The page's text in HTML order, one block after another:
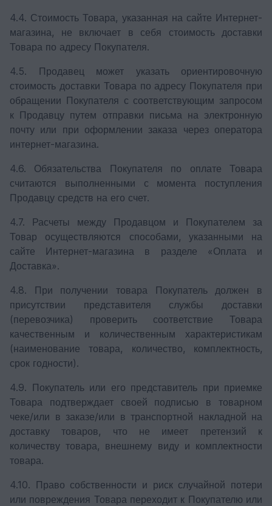
4.4. Стоимость Товара, указанная на сайте Интернет-
магазина, не включает в себя стоимость доставки
Товара по адресу Покупателя.
4.5. Продавец может указать ориентировочную
стоимость доставки Товара по адресу Покупателя при
обращении Покупателя с соответствующим запросом
к Продавцу путем отправки письма на электронную
почту или при оформлении заказа через оператора
интернет-магазина.
4.6. Обязательства Покупателя по оплате Товара
считаются выполненными с момента поступления
Продавцу средств на его счет.
4.7. Расчеты между Продавцом и Покупателем за
Товар осуществляются способами, указанными на
сайте Интернет-магазина в разделе «Оплата и
Доставка».
4.8. При получении товара Покупатель должен в
присутствии представителя службы доставки
(перевозчика) проверить соответствие Товара
качественным и количественным характеристикам
(наименование товара, количество, комплектность,
срок годности).
4.9. Покупатель или его представитель при приемке
Товара подтверждает своей подписью в товарном
чеке/или в заказе/или в транспортной накладной на
доставку товаров, что не имеет претензий к
количеству товара, внешнему виду и комплектности
товара.
4.10. Право собственности и риск случайной потери
или повреждения Товара переходит к Покупателю или